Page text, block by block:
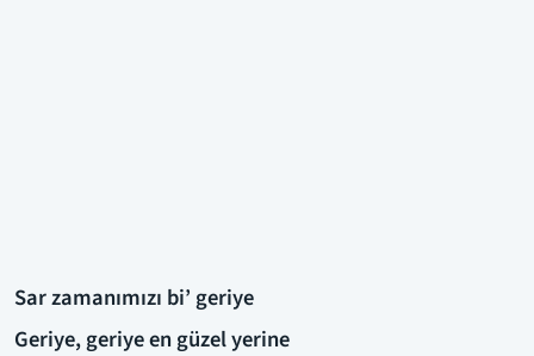
Sar zamanımızı bi’ geriye
Geriye, geriye en güzel yerine